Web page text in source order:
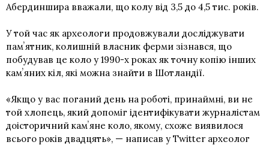
Абердиншира вважали, що колу від 3,5 до 4,5 тис. років.
У той час як археологи продовжували досліджувати
памʼятник, колишній власник ферми зізнався, що
побудував це коло у 1990-х роках як точну копію інших
камʼяних кіл, які можна знайти в Шотландії.
«Якщо у вас поганий день на роботі, принаймні, ви не
той хлопець, який допоміг ідентифікувати журналістам
доісторичний камʼяне коло, якому, схоже виявилося
всього років двадцять», — написав у Twitter археолог